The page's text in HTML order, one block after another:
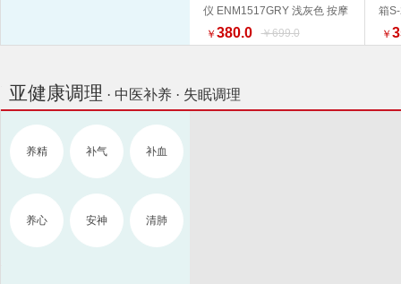
仪 ENM1517GRY 浅灰色 按摩
器 品质生活 健康生活家居
￥ 380.0 ￥699.0
箱
外
￥
亚健康调理 · 中医补养 · 失眠调理
养精 补气 补血
养心 安神 清肺